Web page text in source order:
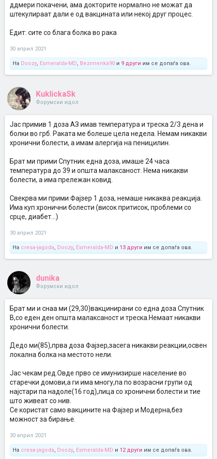
ддмери покачени, ама докторите нормално не можат да
штекулираат дали е од вакцината или некој друг процес.
Едит: сите со блага болка во рака
30 април 2021
На Doozy, Esmeralda-MD, Bezimenka90 и 9 други им се допаѓа ова.
KuklickaSk
Форумски идол
Јас примив 1 доза АЗ имав температура и треска 2/3 дена и
болки во грб. Раката ме болеше цела недела. Немам никакви
хронични болести, а имам алергија на пеницилин.
Брат ми прими Спутник една доза, имаше 24 часа
температура до 39 и општа малаксаност. Нема никакви
болести, а има прележан ковид.
Свекрва ми прими Фајзер 1 доза, немаше никаква реакција.
Има куп хронични болести (висок притисок, проблеми со
срце, диабет...)
30 април 2021
На cresa-jagoda, Doozy, Esmeralda-MD и 13 други им се допаѓа ова.
dunika
Форумски идол
Брат ми и снаа ми (29,30)вакцинирани со една доза Спутник
В,со еден ден општа малаксаност и треска.Немаат никакви
хронични болести.
Дедо ми(85),прва доза Фајзер,засега никакви реакции,освен
локална болка на местото нели.
Јас чекам ред.Овде прво се имунизирше население во
старечки домови,а ги има многу,па по возрасни групи од
најстари па надоле(16 год),лица со хронични болести и тие
што живеат со нив.
Се користат само вакцините на Фајзер и Модерна,без
можност за бирање.
30 април 2021
На cresa-jagoda, Doozy, Esmeralda-MD и 12 други им се допаѓа ова.